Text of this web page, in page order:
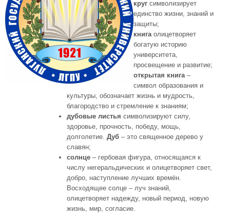
круг символизирует
единство жизни, знаний и
защиты;
книгаолицетворяет
богатую историю
университета,
просвещение и развитие;
открытая книга–
символ образования и
культуры, обозначает жизнь и мудрость,
благородство и стремление к знаниям;
дубовые листья символизируют силу,
здоровье, прочность, победу, мощь,
долголетие. Дуб – это священное дерево у
славян;
солнце – гербовая фигура, относящаяся к
числу негеральдических и олицетворяет свет,
добро, наступление лучших времён.
Восходящее солце – луч знаний,
олицетворяет надежду, новый период, новую
жизнь, мир, согласие.